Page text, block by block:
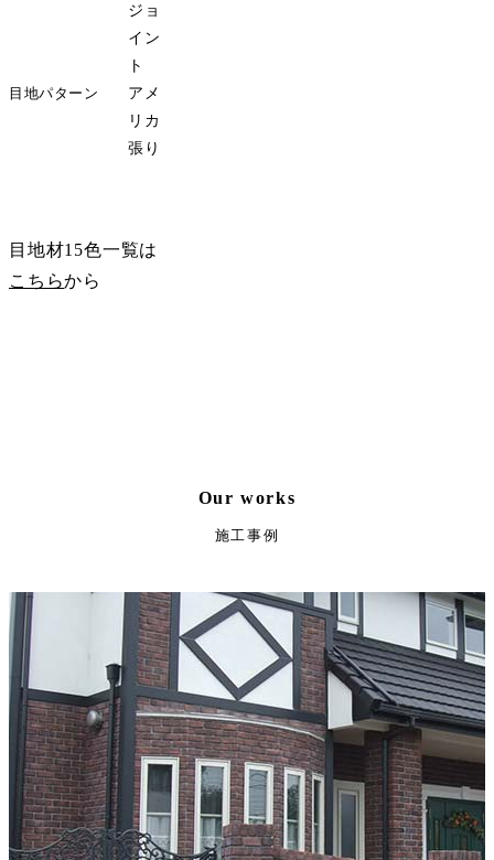
ジョ
イン
ト
目地パターン
アメ
リカ
張り
目地材15色一覧は
こちらから
Our works
施工事例